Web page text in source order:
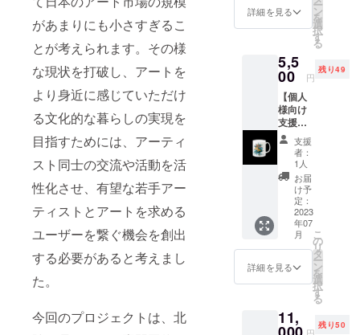
があまりにも小さすぎるこ
とが考えられます。その様
な現状を打破し、アートを
より身近に感じていただけ
る文化的な暮らしの実現を
目指すためには、アーティ
スト同士の交流や活動を活
性化させ、有望な若手アー
ティストとアートを求める
ユーザーを繋ぐ機会を創出
する必要があると考えまし
た。
今回のプロジェクトは、北
ある若手
アーティス
求める多く
の方々、双
方向へ価値
をつくるお
仕事をしま
す。
陸の美
術文化
いくた
め、ご
支援の
ほどよ
ろしく
お願い
いたし
ます。
●支援感
謝状
（PDF
送付）
●展示会
冊子
「GMO
DE
vol.HA
ペー
ジ A5
詳細を見る ー
ン
を
選
択
す
る
5,5
00 円
残り49
【個人
様向け
支援
コース
E】オリ
ジナル
マグ
カップ
この展
覧会に
向けて
制作し
たオリ
ジナル
のマグ
mを予
定）で
支援
者：
1人
お届
け予
定：
2023
年07
月
詳細を見る
こ
の
リ
タ
ー
ン
を
選
択
す
る
11, 残り50